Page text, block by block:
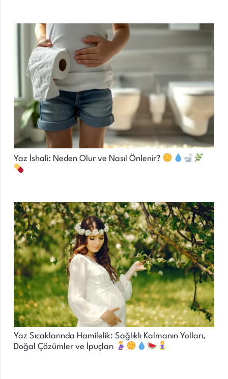
Yaz İshali: Neden Olur ve Nasıl Önlenir?
Yaz Sıcaklarında Hamilelik: Sağlıklı Kalmanın Yolları,
Doğal Çözümler ve İpuçları